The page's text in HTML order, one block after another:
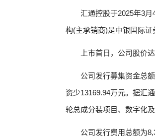
汇通控股于2025年3
构(主承销商)是中银国际证
上市首日，公司股价
公司发行募集资金总
资少13169.94万元。据汇
轮总成分装项目、数字化
公司发行费用总额为